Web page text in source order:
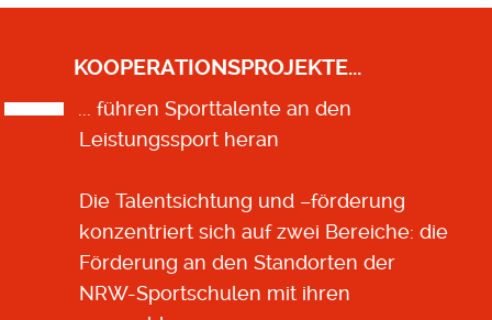
KOOPERATIONSPROJEKTE...
... führen Sporttalente an den
Leistungssport heran
Die Talentsichtung und –förderung
konzentriert sich auf zwei Bereiche: die
Förderung an den Standorten der
NRW-Sportschulen mit ihren